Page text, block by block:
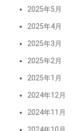
2025年5月
2025年4月
2025年3月
2025年2月
2025年1月
2024年12月
2024年11月